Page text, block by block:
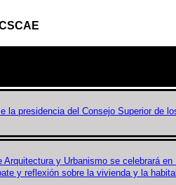
la presidencia del Consejo Superior de
Arquitectura y Urbanismo se celebrará
y reflexión sobre la vivienda y la